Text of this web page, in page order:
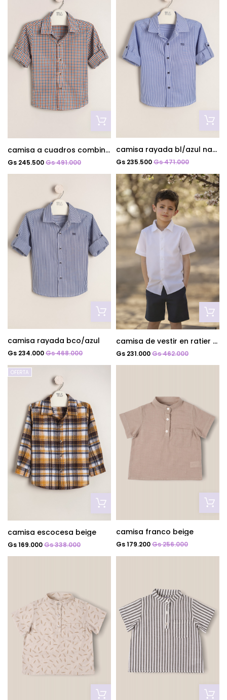
camisa a cuadros combinado
Gs 245.500Gs 491.000
camisa rayada bl/azul nautico
Gs 235.500Gs 471.000
camisa rayada bco/azul
Gs 234.000Gs 468.000
camisa de vestir en ratier blanco
Gs 231.000Gs 462.000
OFERTA
camisa escocesa beige
Gs 169.000Gs 338.000
camisa franco beige
Gs 179.200Gs 256.000